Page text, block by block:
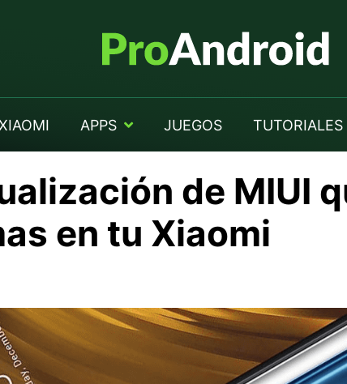
APPS JUEGOS TUTORIALES
de MIUI
en tu Xiaomi